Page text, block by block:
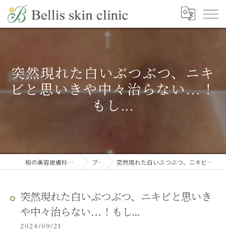
突然現れた白いぶつぶつ、ニキ
ビと思いきや中々治らない…！
もし...
柏の美容皮膚科ならBellis skin clinic ブログ 突然現れた白いぶつぶつ、ニキビと思いきや中々治らない…！もし...
突然現れた白いぶつぶつ、ニキビと思いき
や中々治らない…！もし...
2024/09/21